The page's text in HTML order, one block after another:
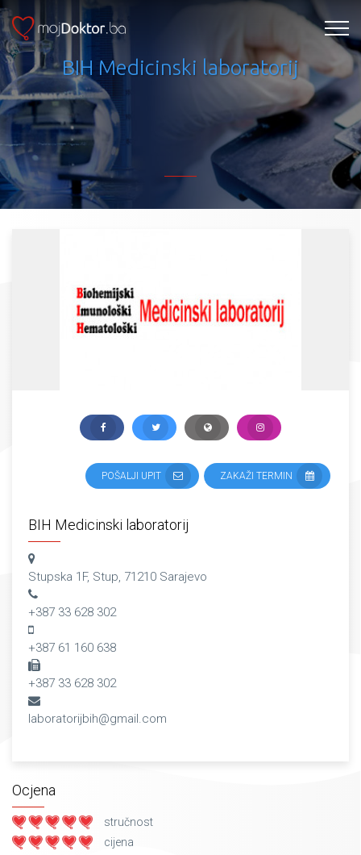
BIH Medicinski laboratorij
ZAKAŽI TERMIN
POŠALJI UPIT
BIH Medicinski laboratorij
Stupska 1F, Stup, 71210 Sarajevo
+387 33 628 302
+387 61 160 638
+387 33 628 302
laboratorijbih@gmail.com
Ocjena
stručnost
cijena